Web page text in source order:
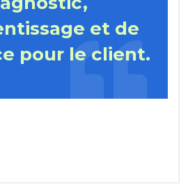
et de
pour le client.